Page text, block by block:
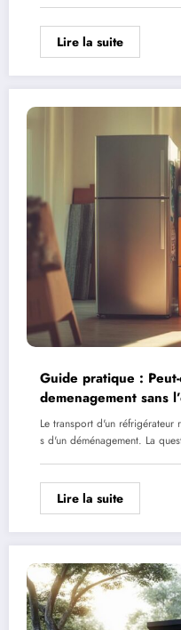
Lire la suite
Guide pratique :
demenagement sans
Le transport d'un
s d'un déménagement. La
Lire la suite